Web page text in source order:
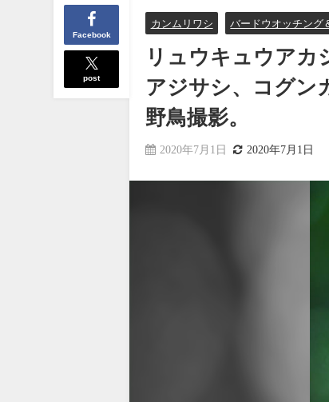
Facebook
post
カンムリワシ バードウオッチング
リュウキュウアカ
アジサシ、コグン
野鳥撮影。
2020年7月1日 2020年7月1日